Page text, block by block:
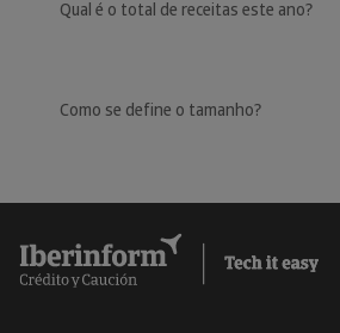
Qual é o total de receitas este ano?
Como se define o tamanho?